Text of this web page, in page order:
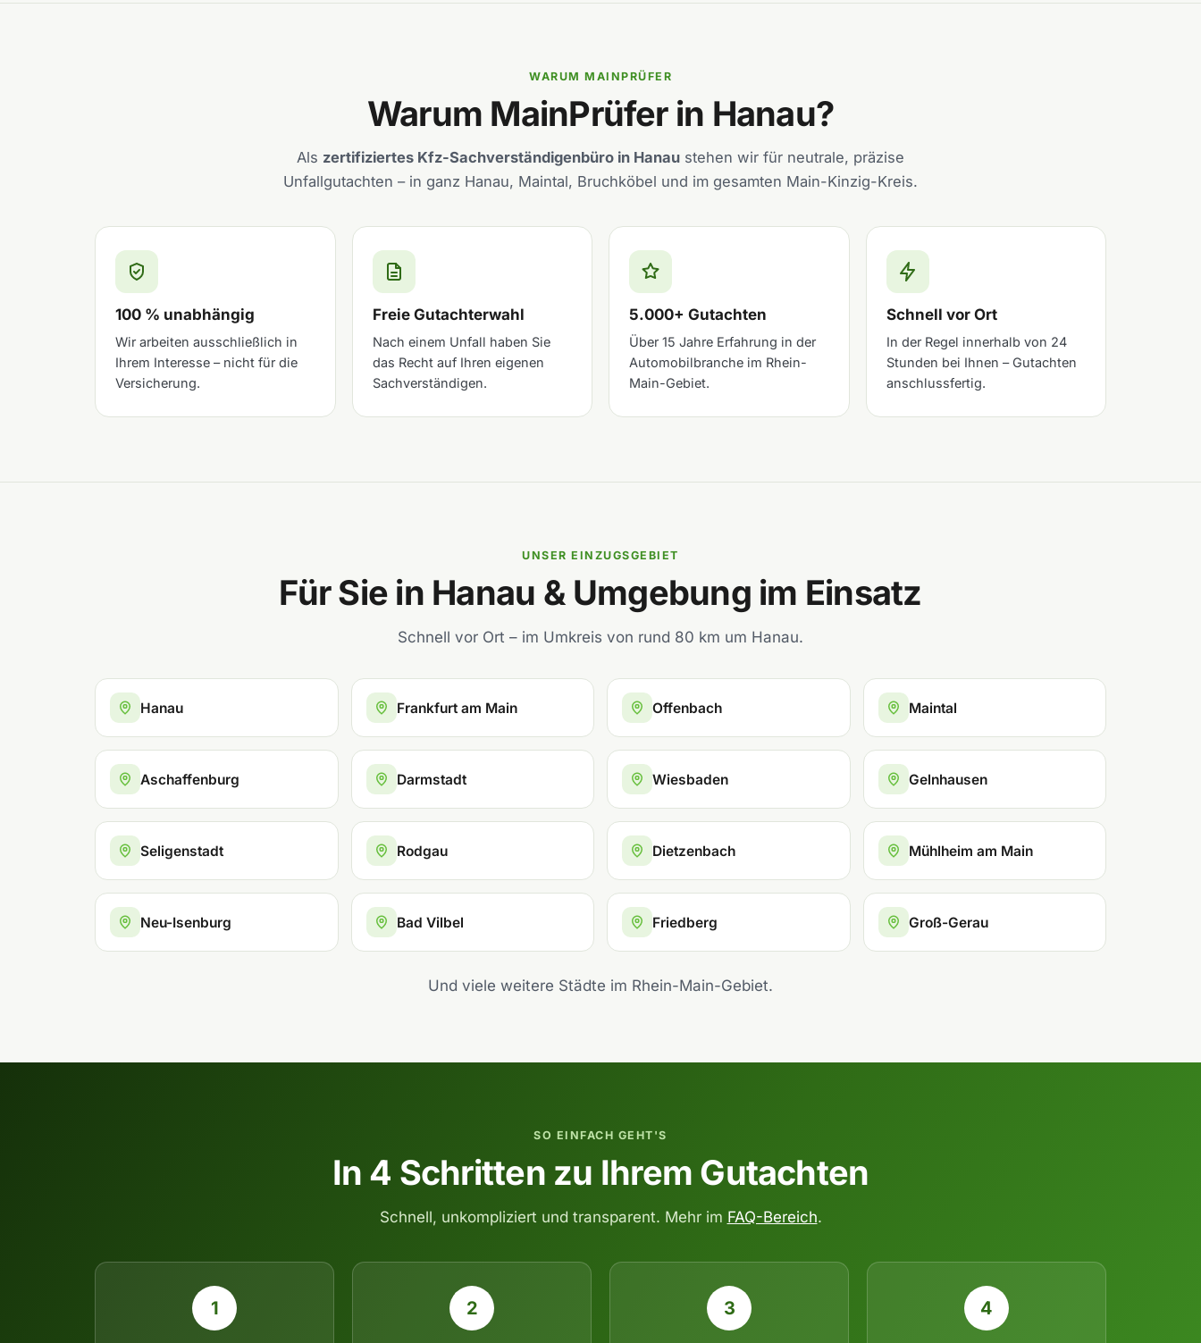
WARUM MAINPRÜFER
Warum MainPrüfer in Hanau?
Als zertifiziertes Kfz-Sachverständigenbüro in Hanau stehen wir für neutrale, präzise
Unfallgutachten – in ganz Hanau, Maintal, Bruchköbel und im gesamten Main-Kinzig-Kreis.
100 % unabhängig
Wir arbeiten ausschließlich in
Ihrem Interesse – nicht für die
Versicherung.
Freie Gutachterwahl
Nach einem Unfall haben Sie
das Recht auf Ihren eigenen
Sachverständigen.
5.000+ Gutachten
Über 15 Jahre Erfahrung in der
Automobilbranche im Rhein-
Main-Gebiet.
Schnell vor Ort
In der Regel innerhalb von 24
Stunden bei Ihnen – Gutachten
anschlussfertig.
UNSER EINZUGSGEBIET
Für Sie in Hanau & Umgebung im Einsatz
Schnell vor Ort – im Umkreis von rund 80 km um Hanau.
Hanau Frankfurt am Main Offenbach Maintal
Aschaffenburg Darmstadt Wiesbaden Gelnhausen
Seligenstadt Rodgau Dietzenbach Mühlheim am Main
Neu-Isenburg Bad Vilbel Friedberg Groß-Gerau
Und viele weitere Städte im Rhein-Main-Gebiet.
SO EINFACH GEHT'S
In 4 Schritten zu Ihrem Gutachten
Schnell, unkompliziert und transparent. Mehr im FAQ-Bereich.
1 2 3 4